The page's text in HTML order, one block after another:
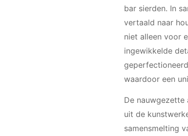
bar sierden. In
vertaald naar
niet alleen voor
ingewikkelde
waardoor een
De nauwgezette
uit de
samensmelting